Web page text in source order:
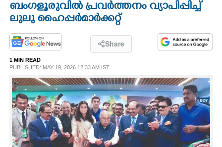
OPINION
PHOTOS
LIFESTYLE
SPIRITUAL
INFO+
ബംഗളൂരുവിൽ പ്രവർത്തനം വ്യാപിപ്പിച്ച്
ലുലു ഹൈപ്പർമാർക്കറ്റ്
Share
1 MIN READ
PUBLISHED: MAY 19, 2026 12:33 AM IST